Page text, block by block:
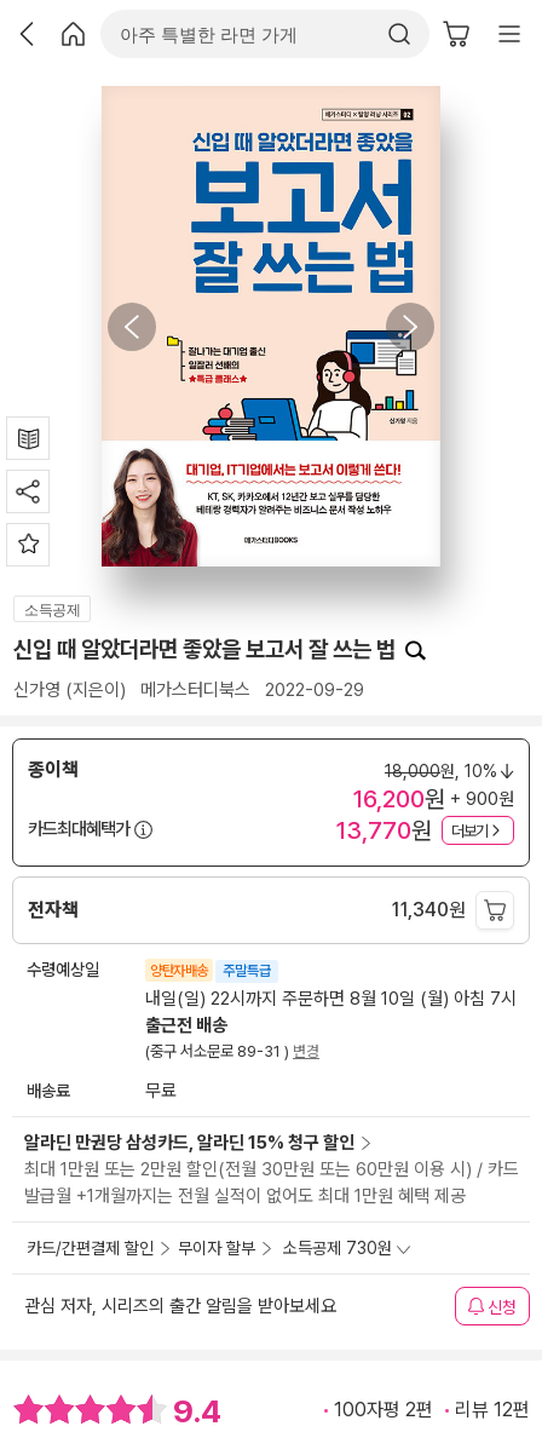
소득공제
신입 때 알았더라면 좋았을 보고서 잘 쓰는 법
신가영 (지은이) 메가스터디북스 2022-09-29
종이책 18,000원, 10%
16,200원 + 900원
카드최대혜택가
13,770원 더보기
전자책 11,340원
수령예상일 양탄자배송 주말특급
내일(일) 22시까지 주문하면 8월 10일 (월) 아침 7시
출근전 배송
(중구 서소문로 89-31 ) 변경
배송료 무료
알라딘 만권당 삼성카드, 알라딘 15% 청구 할인
최대 1만원 또는 2만원 할인(전월 30만원 또는 60만원 이용 시) / 카드
발급월 +1개월까지는 전월 실적이 없어도 최대 1만원 혜택 제공
카드/간편결제 할인 무이자 할부 소득공제 730원
관심 저자, 시리즈의 출간 알림을 받아보세요 신청
9.4 100자평 2편 리뷰 12편